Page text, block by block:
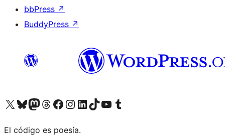
bbPress ↗
BuddyPress ↗
Visita nuestra cuenta de X (anteriormente Twitter)
Visita nuestra cuenta de Bluesky
Visita nuestra cuenta de Mastodon
Visita nuestra cuenta de Threads
Visita nuestra página de Facebook
Visita nuestra cuenta de Instagram
Visita nuestra cuenta de LinkedIn
Visita nuestra cuenta de TikTok
Visita nuestro canal de YouTube
Visita nuestra cuenta de Tumblr
El código es poesía.